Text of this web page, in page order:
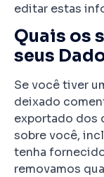
editar estas
Quais os
seus
Se você tiver
deixado
exportado dos
sobre você,
tenha
removamos